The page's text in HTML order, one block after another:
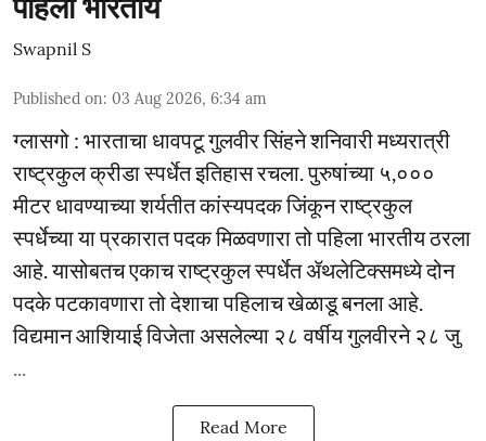
Swapnil S
Published on: 03 Aug 2026, 6:34 am
ग्लासगो : भारताचा धावपटू गुलवीर सिंहने शनिवारी मध्यरात्री
राष्ट्रकुल क्रीडा स्पर्धेत इतिहास रचला. पुरुषांच्या ५,०‌००
मीटर धावण्याच्या शर्यतीत कांस्यपदक जिंकून राष्ट्रकुल
स्पर्धेच्या या प्रकारात पदक मिळवणारा तो पहिला भारतीय ठरला
आहे. यासोबतच एकाच राष्ट्रकुल स्पर्धेत ॲथलेटिक्समध्ये दोन
पदके पटकावणारा तो देशाचा पहिलाच खेळाडू बनला आहे.
विद्यमान आशियाई विजेता असलेल्या २८ वर्षीय गुलवीरने २८ जु
Read More